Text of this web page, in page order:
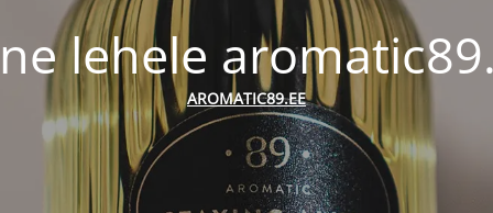
lehele
AROMATIC89.EE